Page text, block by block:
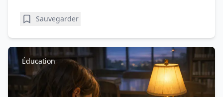
Sauvegarder
Éducation